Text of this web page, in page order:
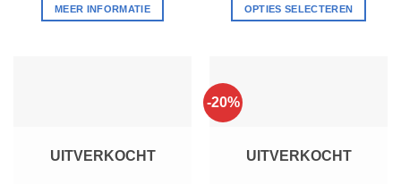
MEER INFORMATIE OPTIES SELECTEREN
UITVERKOCHT
-20%
UITVERKOCHT